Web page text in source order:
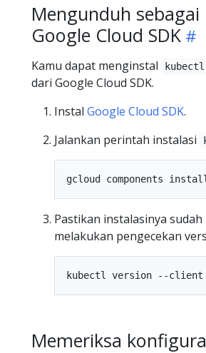
Mengunduh
Google Cloud SDK
Kamu dapat menginstal kubectl
dari Google Cloud SDK.
Instal Google Cloud SDK.
Jalankan perintah instalasi
Pastikan instalasinya
melakukan pengecekan
Memeriksa